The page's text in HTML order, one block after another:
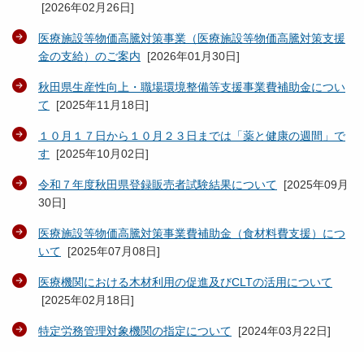
[2026年02月26日]
医療施設等物価高騰対策事業（医療施設等物価高騰対策支援
金の支給）のご案内 [2026年01月30日]
秋田県生産性向上・職場環境整備等支援事業費補助金につい
て [2025年11月18日]
１０月１７日から１０月２３日までは「薬と健康の週間」で
す [2025年10月02日]
令和７年度秋田県登録販売者試験結果について [2025年09月
30日]
医療施設等物価高騰対策事業費補助金（食材料費支援）につ
いて [2025年07月08日]
医療機関における木材利用の促進及びCLTの活用について
[2025年02月18日]
特定労務管理対象機関の指定について [2024年03月22日]